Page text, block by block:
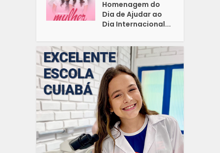
Homenagem do
Dia de Ajudar ao
Dia Internacional...